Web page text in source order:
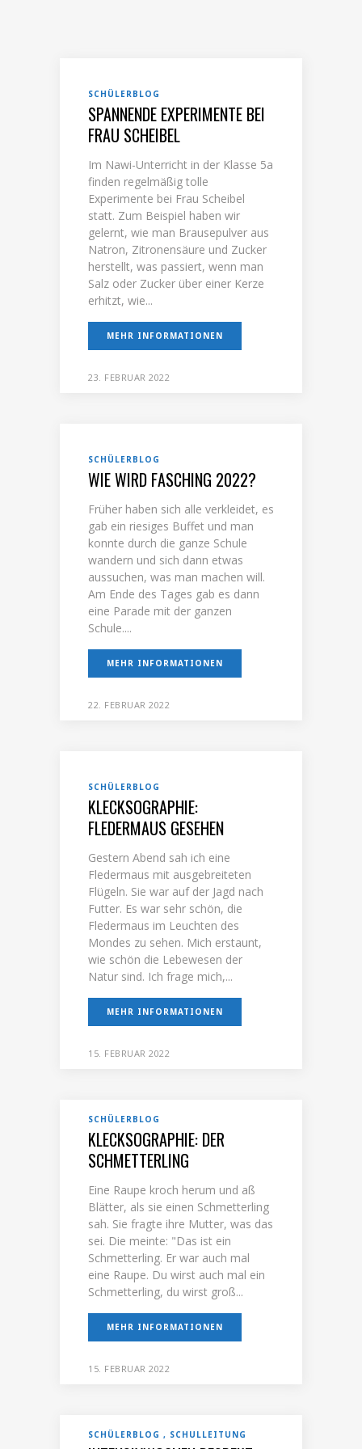
SCHÜLERBLOG
SPANNENDE EXPERIMENTE BEI
FRAU SCHEIBEL
Im Nawi-Unterricht in der Klasse 5a
finden regelmäßig tolle
Experimente bei Frau Scheibel
statt. Zum Beispiel haben wir
gelernt, wie man Brausepulver aus
Natron, Zitronensäure und Zucker
herstellt, was passiert, wenn man
Salz oder Zucker über einer Kerze
erhitzt, wie...
MEHR INFORMATIONEN
23. FEBRUAR 2022
SCHÜLERBLOG
WIE WIRD FASCHING 2022?
Früher haben sich alle verkleidet, es
gab ein riesiges Buffet und man
konnte durch die ganze Schule
wandern und sich dann etwas
aussuchen, was man machen will.
Am Ende des Tages gab es dann
eine Parade mit der ganzen
Schule....
MEHR INFORMATIONEN
22. FEBRUAR 2022
SCHÜLERBLOG
KLECKSOGRAPHIE:
FLEDERMAUS GESEHEN
Gestern Abend sah ich eine
Fledermaus mit ausgebreiteten
Flügeln. Sie war auf der Jagd nach
Futter. Es war sehr schön, die
Fledermaus im Leuchten des
Mondes zu sehen. Mich erstaunt,
wie schön die Lebewesen der
Natur sind. Ich frage mich,...
MEHR INFORMATIONEN
15. FEBRUAR 2022
SCHÜLERBLOG
KLECKSOGRAPHIE: DER
SCHMETTERLING
Eine Raupe kroch herum und aß
Blätter, als sie einen Schmetterling
sah. Sie fragte ihre Mutter, was das
sei. Die meinte: "Das ist ein
Schmetterling. Er war auch mal
eine Raupe. Du wirst auch mal ein
Schmetterling, du wirst groß...
MEHR INFORMATIONEN
15. FEBRUAR 2022
SCHÜLERBLOG SCHULLEITUNG